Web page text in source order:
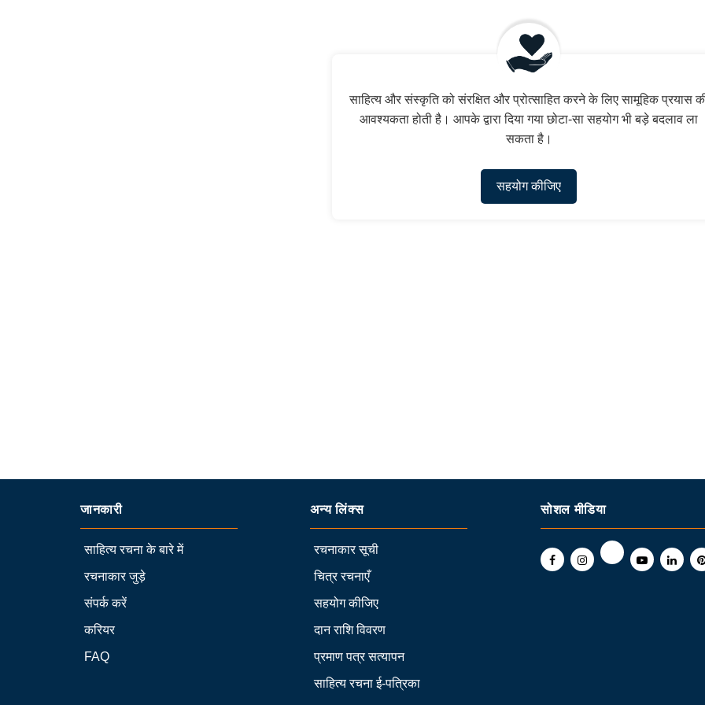
साहित्य और संस्कृति को संरक्षित और प्रोत्साहित करने के लिए सामूहिक प्रयास
आवश्यकता होती है। आपके द्वारा दिया गया छोटा-सा सहयोग भी बड़े बदलाव ला
सकता है।
सहयोग कीजिए
जानकारी
साहित्य रचना के बारे में
रचनाकार जुड़े
संपर्क करें
करियर
FAQ
अन्य लिंक्स
रचनाकार सूची
चित्र रचनाएँ
सहयोग कीजिए
दान राशि विवरण
प्रमाण पत्र सत्यापन
साहित्य रचना ई-पत्रिका
सोशल मीडिया